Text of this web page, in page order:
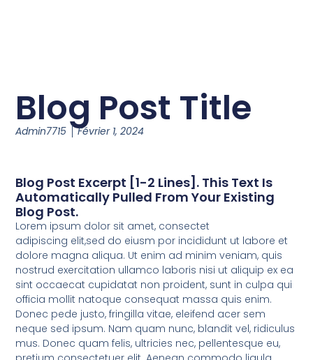
Blog Post Title
Admin7715 Février 1, 2024
Blog Post Excerpt [1-2 Lines]. This Text Is
Automatically Pulled From Your Existing
Blog Post.
Lorem ipsum dolor sit amet, consectet
adipiscing elit,sed do eiusm por incididunt ut labore et
dolore magna aliqua. Ut enim ad minim veniam, quis
nostrud exercitation ullamco laboris nisi ut aliquip ex ea
sint occaecat cupidatat non proident, sunt in culpa qui
officia mollit natoque consequat massa quis enim.
Donec pede justo, fringilla vitae, eleifend acer sem
neque sed ipsum. Nam quam nunc, blandit vel, ridiculus
mus. Donec quam felis, ultricies nec, pellentesque eu,